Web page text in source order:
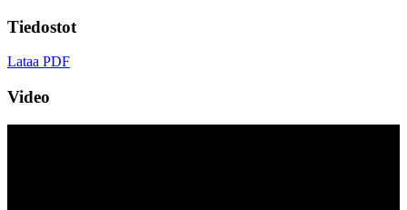
Tiedostot
Lataa PDF
Video